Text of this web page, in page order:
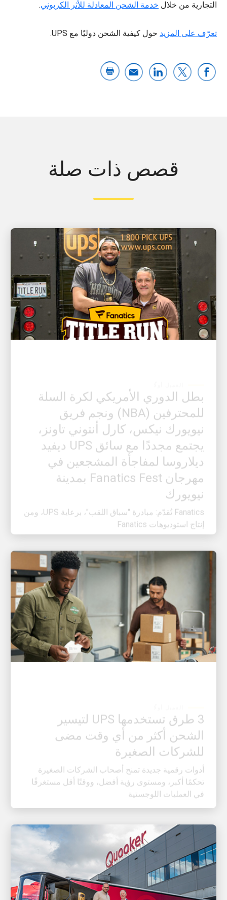
التجارية من خلال خدمة الشحن المعادلة للأثر الكربوني.
تعرّف على المزيد حول كيفية الشحن دوليًا مع UPS.
قصص ذات صلة
للمحترفين (NBA) ونجم فريق
نيويورك نيكس، كارل أنتوني تاونز،
يجتمع مجددًا مع سائق UPS ديفيد
ديلاروسا لمفاجأة المشجعين في
مهرجان Fanatics Fest بمدينة
نيويورك
إنتاج استوديوهات Fanatics
الشحن أكثر من أي وقت مضى
للشركات الصغيرة
أدوات رقمية جديدة تمنح أصحاب الشركات الصغيرة
تحكمًا أكبر، ومستوى رؤية أفضل، ووقتًا أقل مستغرقًا
في العمليات اللوجستية